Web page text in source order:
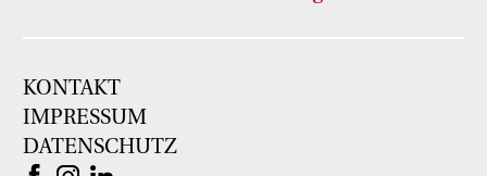
KONTAKT
IMPRESSUM
DATENSCHUTZ